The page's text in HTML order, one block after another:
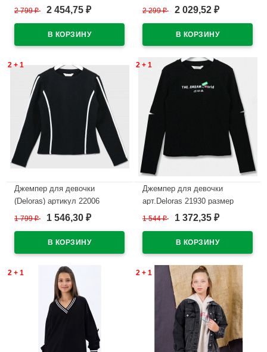
р.34/134-44/164 цвет
2 799₽ 2 454,75 ₽
р.34/134-44/164 цвет темный
2 299₽ 2 029,52 ₽
2 + 1
Джемпер для девочки
(Deloras) артикул 22006
р.34/134-44/164 цвет черный
1 799₽ 1 546,30 ₽
2 + 1
Джемпер для девочки
арт.Deloras 21930 размер
34/134-44/164 цвет черный
1 544₽ 1 372,35 ₽
2 + 1 2 + 1